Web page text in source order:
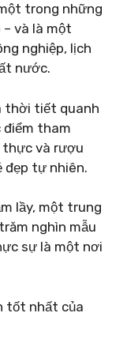
trong những
và là một
nghiệp, lịch
nước.
thời tiết quanh
điểm tham
thực và rượu
đẹp tự nhiên.
lầy, một trung
nghìn mẫu
sự là một nơi
tốt nhất của